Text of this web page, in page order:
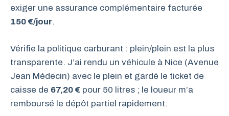
exiger une assurance complémentaire facturée
150 €/jour.
Vérifie la politique carburant : plein/plein est la plus
transparente. J’ai rendu un véhicule à Nice (Avenue
Jean Médecin) avec le plein et gardé le ticket de
caisse de 67,20 € pour 50 litres ; le loueur m’a
remboursé le dépôt partiel rapidement.